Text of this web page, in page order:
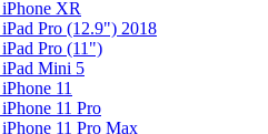
iPhone XR
Pro (12.9") 2018
Pro (11")
iPad Mini 5
11
11 Pro
11 Pro Max